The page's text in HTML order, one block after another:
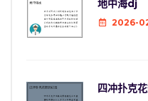
地中海dj
2026-
四冲扑克